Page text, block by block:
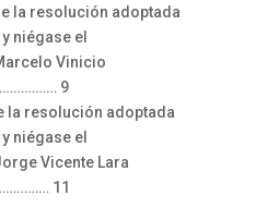
la resolución adoptada
niégase el
Vinicio
9
la resolución adoptada
niégase el
Vicente Lara
11